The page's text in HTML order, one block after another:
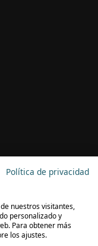
Política de privacidad
nuestros visitantes,
personalizado y
Para obtener más
los ajustes.